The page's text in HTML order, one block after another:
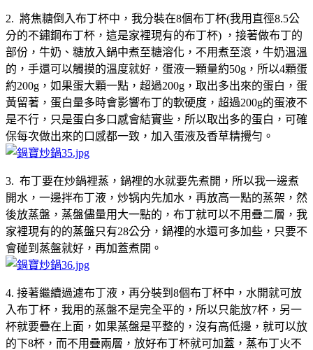
2. 將焦糖倒入布丁杯中，我分裝在8個布丁杯(我用直徑8.5公
分的不鏽鋼布丁杯，這是家裡現有的布丁杯) ，接著做布丁的
部份，牛奶、糖放入鍋中煮至糖溶化，不用煮至滾，牛奶溫溫
的，手還可以觸摸的溫度就好，蛋液一顆量約50g，所以4顆蛋
約200g，如果蛋大顆一點，超過200g，取出多出來的蛋白，蛋
黃留著，蛋白量多時會影響布丁的軟硬度，超過200g的蛋液不
是不行，只是蛋白多口感會結實些，所以取出多的蛋白，可確
保每次做出來的口感都一致，加入蛋液及香草精攪勻。
3. 布丁要在炒鍋裡蒸，鍋裡的水就要先煮開，所以我一邊煮
開水，一邊拌布丁液，炒锅内先加水，再放高一點的蒸架，然
後放蒸盤，蒸盤儘量用大一點的，布丁就可以不用疊二層，我
家裡現有的的蒸盤只有28公分，鍋裡的水還可多加些，只要不
會碰到蒸盤就好，再加蓋煮開。
4. 接著繼續過濾布丁液，再分裝到8個布丁杯中，水開就可放
入布丁杯，我用的蒸盤不是完全平的，所以只能放7杯，另一
杯就要疊在上面，如果蒸盤是平整的，沒有高低邊，就可以放
的下8杯，而不用疊兩層，放好布丁杯就可加蓋，蒸布丁火不